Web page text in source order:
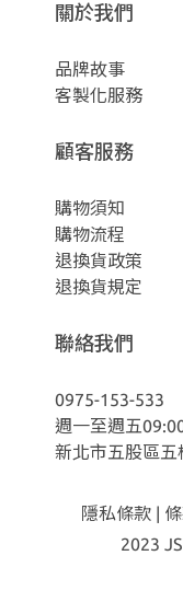
關於我們
品牌故事
客製化服務
顧客服務
購物須知
購物流程
退換貨政策
退換貨規定
聯絡我們
0975-153-533
週一至週五
新北市五股區
隱私條款
2023